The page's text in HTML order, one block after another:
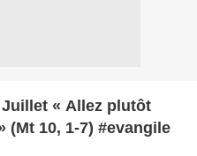
« Allez plutôt
(Mt 10, 1-7) #evangile